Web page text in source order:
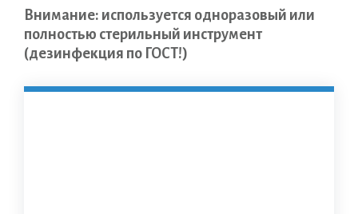
Внимание: используется одноразовый или
полностью стерильный инструмент
(дезинфекция по ГОСТ!)